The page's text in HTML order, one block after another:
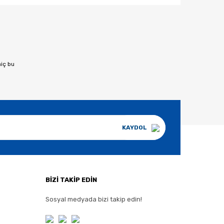
bu
KAYDOL
BİZİ TAKİP EDİN
Sosyal medyada bizi takip edin!